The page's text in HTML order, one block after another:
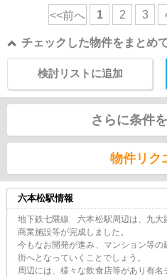
<<前へ 1 2 3
チェックした物件をまとめ
検討リストに追加
さらに条件
物件リク
六本松駅情報
地下鉄七隈線 六本松駅周辺は、九大
商業施設等が完成しました。
今もなお開発が進み、マンション等
街へとなっていくことでしょう。
周辺には、様々な飲食店等があり有